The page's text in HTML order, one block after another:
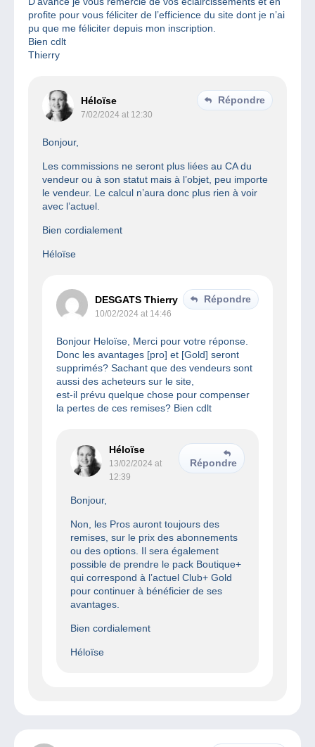
profite pour vous féliciter de l’efficience du site dont je n’ai
pu que me féliciter depuis mon inscription.
Bien cdlt
Thierry
Héloïse
7/02/2024 at 12:30
Répondre
Bonjour,
Les commissions ne seront plus liées au CA du
vendeur ou à son statut mais à l’objet, peu importe
le vendeur. Le calcul n’aura donc plus rien à voir
avec l’actuel.
Bien cordialement
Héloïse
DESGATS Thierry
10/02/2024 at 14:46
Répondre
Bonjour Heloïse, Merci pour votre réponse.
Donc les avantages [pro] et [Gold] seront
supprimés? Sachant que des vendeurs sont
aussi des acheteurs sur le site,
est-il prévu quelque chose pour compenser
la pertes de ces remises? Bien cdlt
Héloïse
13/02/2024 at
12:39
Répondre
Bonjour,
Non, les Pros auront toujours des
remises, sur le prix des abonnements
ou des options. Il sera également
possible de prendre le pack Boutique+
qui correspond à l’actuel Club+ Gold
pour continuer à bénéficier de ses
avantages.
Bien cordialement
Héloïse